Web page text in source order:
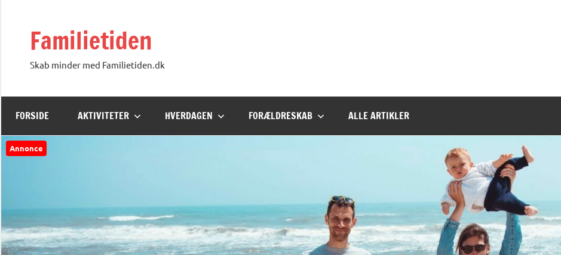
Familietiden
Skab minder med Familietiden.dk
FORSIDE AKTIVITETER HVERDAGEN FORÆLDRESKAB ALLE ARTIKLER
Annonce